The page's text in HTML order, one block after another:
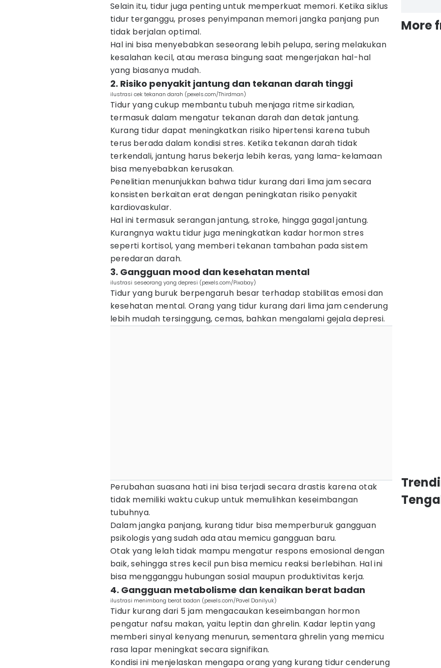
Selain itu, tidur juga penting untuk memperkuat memori. Ketika siklus
tidur terganggu, proses penyimpanan memori jangka panjang pun
tidak berjalan optimal.
Hal ini bisa menyebabkan seseorang lebih pelupa, sering melakukan
kesalahan kecil, atau merasa bingung saat mengerjakan hal-hal
yang biasanya mudah.
2. Risiko penyakit jantung dan tekanan darah tinggi
ilustrasi cek tekanan darah (pexels.com/Thirdman)
Tidur yang cukup membantu tubuh menjaga ritme sirkadian,
termasuk dalam mengatur tekanan darah dan detak jantung.
Kurang tidur dapat meningkatkan risiko hipertensi karena tubuh
terus berada dalam kondisi stres. Ketika tekanan darah tidak
terkendali, jantung harus bekerja lebih keras, yang lama-kelamaan
bisa menyebabkan kerusakan.
Penelitian menunjukkan bahwa tidur kurang dari lima jam secara
konsisten berkaitan erat dengan peningkatan risiko penyakit
kardiovaskular.
Hal ini termasuk serangan jantung, stroke, hingga gagal jantung.
Kurangnya waktu tidur juga meningkatkan kadar hormon stres
seperti kortisol, yang memberi tekanan tambahan pada sistem
peredaran darah.
3. Gangguan mood dan kesehatan mental
ilustrasi seseorang yang depresi (pexels.com/Pixabay)
Tidur yang buruk berpengaruh besar terhadap stabilitas emosi dan
kesehatan mental. Orang yang tidur kurang dari lima jam cenderung
lebih mudah tersinggung, cemas, bahkan mengalami gejala depresi.
Perubahan suasana hati ini bisa terjadi secara drastis karena otak
tidak memiliki waktu cukup untuk memulihkan keseimbangan
tubuhnya.
Dalam jangka panjang, kurang tidur bisa memperburuk gangguan
psikologis yang sudah ada atau memicu gangguan baru.
Otak yang lelah tidak mampu mengatur respons emosional dengan
baik, sehingga stres kecil pun bisa memicu reaksi berlebihan. Hal ini
bisa mengganggu hubungan sosial maupun produktivitas kerja.
4. Gangguan metabolisme dan kenaikan berat badan
ilustrasi menimbang berat badan (pexels.com/Pavel Danilyuk)
Tidur kurang dari 5 jam mengacaukan keseimbangan hormon
pengatur nafsu makan, yaitu leptin dan ghrelin. Kadar leptin yang
memberi sinyal kenyang menurun, sementara ghrelin yang memicu
rasa lapar meningkat secara signifikan.
Kondisi ini menjelaskan mengapa orang yang kurang tidur cenderung
More